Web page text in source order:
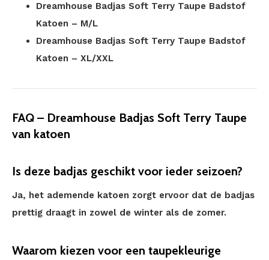
Dreamhouse Badjas Soft Terry Taupe Badstof
Katoen – M/L
Dreamhouse Badjas Soft Terry Taupe Badstof
Katoen – XL/XXL
FAQ – Dreamhouse Badjas Soft Terry Taupe
van katoen
Is deze badjas geschikt voor ieder seizoen?
Ja, het ademende katoen zorgt ervoor dat de badjas
prettig draagt in zowel de winter als de zomer.
Waarom kiezen voor een taupekleurige